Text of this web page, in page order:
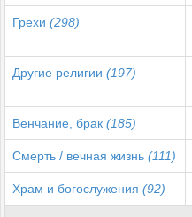
Грехи (298)
Другие религии (197)
Венчание, брак (185)
Смерть / вечная жизнь (111)
Храм и богослужения (92)